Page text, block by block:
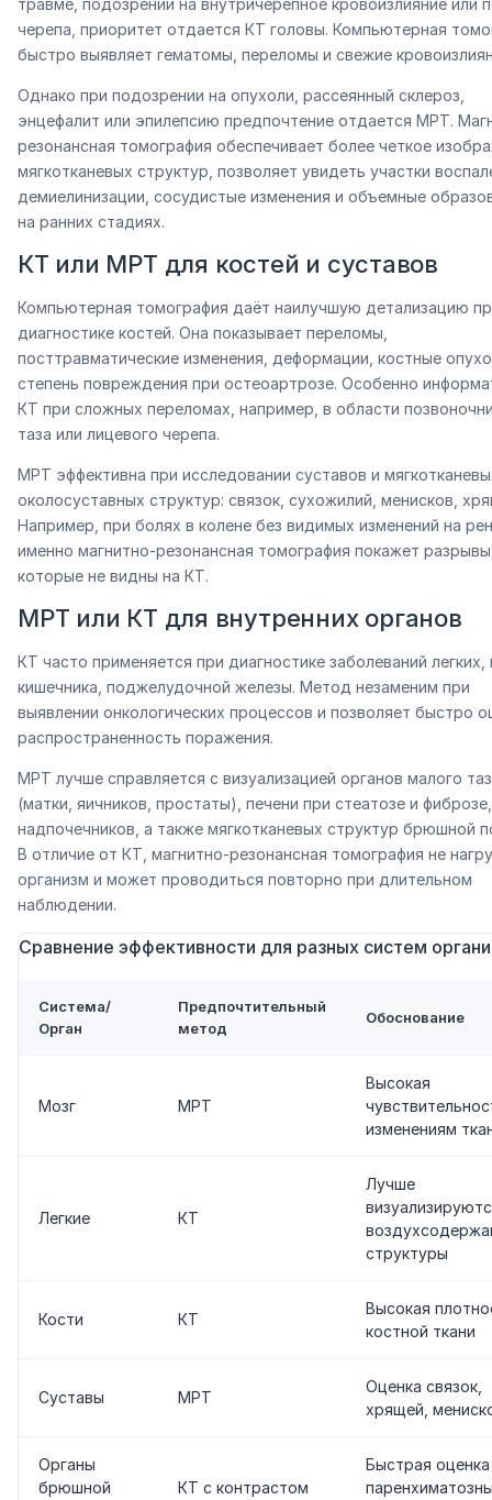
травме, подозрении на внутричерепное кровоизлияние или
черепа, приоритет отдается КТ головы. Компьютерная
быстро выявляет гематомы, переломы и свежие
Однако при подозрении на опухоли, рассеянный склероз,
энцефалит или эпилепсию предпочтение отдается МРТ.
резонансная томография обеспечивает более четкое
мягкотканевых структур, позволяет увидеть участки
демиелинизации, сосудистые изменения и объемные
на ранних стадиях.
КТ или МРТ для костей и суставов
Компьютерная томография даёт наилучшую детализацию
диагностике костей. Она показывает переломы,
посттравматические изменения, деформации, костные
степень повреждения при остеоартрозе. Особенно
КТ при сложных переломах, например, в области
таза или лицевого черепа.
МРТ эффективна при исследовании суставов и
околосуставных структур: связок, сухожилий, менисков,
Например, при болях в колене без видимых изменений на
именно магнитно-резонансная томография покажет разрывы
которые не видны на КТ.
МРТ или КТ для внутренних органов
КТ часто применяется при диагностике заболеваний легких,
кишечника, поджелудочной железы. Метод незаменим при
выявлении онкологических процессов и позволяет быстро
распространенность поражения.
МРТ лучше справляется с визуализацией органов малого
(матки, яичников, простаты), печени при стеатозе и фиброзе,
надпочечников, а также мягкотканевых структур брюшной
В отличие от КТ, магнитно-резонансная томография не
организм и может проводиться повторно при длительном
наблюдении.
Сравнение эффективности для разных систем
Система/
Орган
Предпочтительный
метод
Обоснование
Мозг МРТ
Высокая
изменениям
Легкие КТ
Лучше
структуры
Кости КТ
Высокая
костной ткани
Суставы МРТ
Оценка связок,
хрящей,
Органы
брюшной
КТ с контрастом
Быстрая оценка